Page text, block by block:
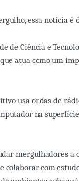
essa notícia é
de Ciência e
atua como um
usa ondas de
na superfície
mergulhadores
colaborar com